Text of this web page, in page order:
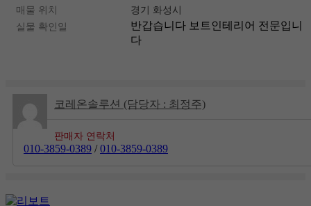
매물 위치
경기 화성시
실물 확인일
반갑습니다 보트인테리어 전문입니
다
코레온솔루션 (담당자 : 최정주)
판매자 연락처
010-3859-0389 /010-3859-0389